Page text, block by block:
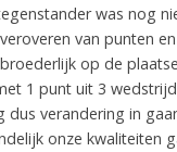
was nog
van punten
op de
1 punt uit 3
dus verandering in
onze kwaliteiten